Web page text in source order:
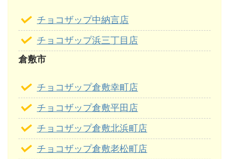
チョコザップ中納言店
チョコザップ浜三丁目店
倉敷市
チョコザップ倉敷幸町店
チョコザップ倉敷平田店
チョコザップ倉敷北浜町店
チョコザップ倉敷老松町店